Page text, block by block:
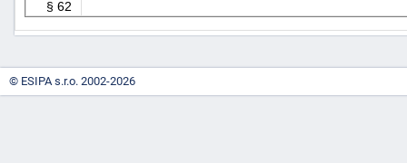
§ 62
© ESIPA s.r.o. 2002-2026